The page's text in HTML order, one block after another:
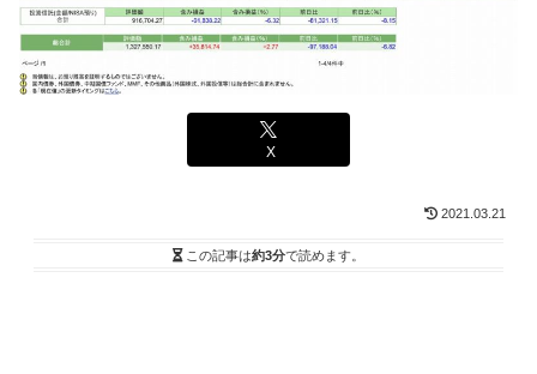
X
2021.03.21
この記事は約3分で読めます。